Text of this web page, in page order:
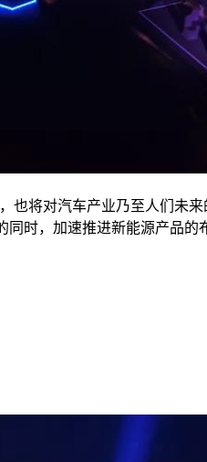
也将对汽车产业乃至人们未
时，加速推进新能源产品的